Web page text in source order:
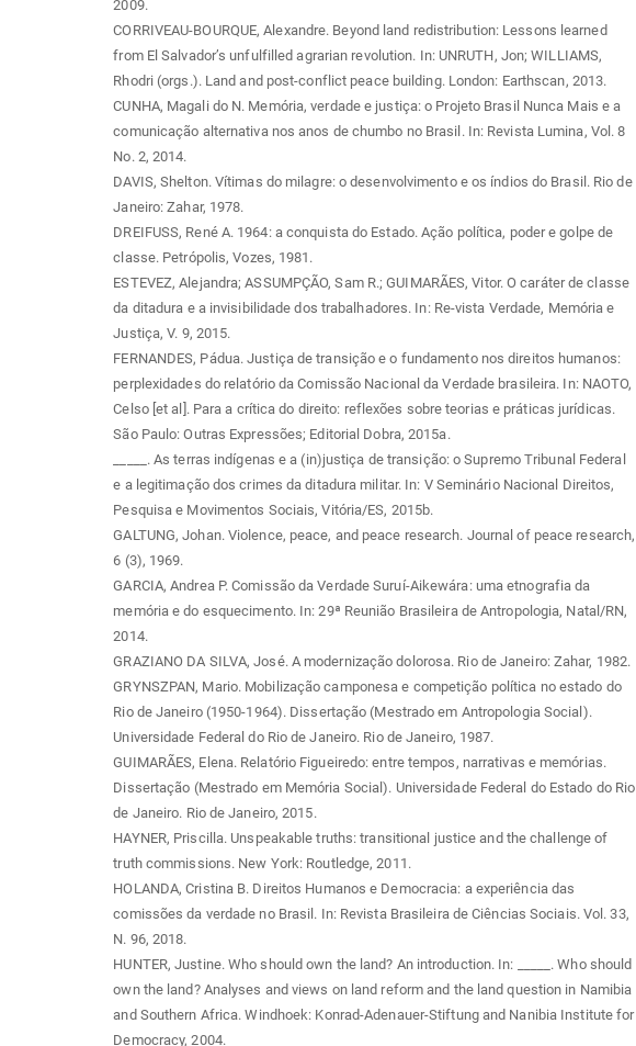
2009.
CORRIVEAU-BOURQUE, Alexandre. Beyond land redistribution: Lessons learned
from El Salvador’s unfulfilled agrarian revolution. In: UNRUTH, Jon; WILLIAMS,
Rhodri (orgs.). Land and post-conflict peace building. London: Earthscan, 2013.
CUNHA, Magali do N. Memória, verdade e justiça: o Projeto Brasil Nunca Mais e a
comunicação alternativa nos anos de chumbo no Brasil. In: Revista Lumina, Vol. 8
No. 2, 2014.
DAVIS, Shelton. Vítimas do milagre: o desenvolvimento e os índios do Brasil. Rio de
Janeiro: Zahar, 1978.
DREIFUSS, René A. 1964: a conquista do Estado. Ação política, poder e golpe de
classe. Petrópolis, Vozes, 1981.
ESTEVEZ, Alejandra; ASSUMPÇÃO, Sam R.; GUIMARÃES, Vitor. O caráter de classe
da ditadura e a invisibilidade dos trabalhadores. In: Re-vista Verdade, Memória e
Justiça, V. 9, 2015.
FERNANDES, Pádua. Justiça de transição e o fundamento nos direitos humanos:
perplexidades do relatório da Comissão Nacional da Verdade brasileira. In: NAOTO,
Celso [et al]. Para a crítica do direito: reflexões sobre teorias e práticas jurídicas.
São Paulo: Outras Expressões; Editorial Dobra, 2015a.
_____. As terras indígenas e a (in)justiça de transição: o Supremo Tribunal Federal
e a legitimação dos crimes da ditadura militar. In: V Seminário Nacional Direitos,
Pesquisa e Movimentos Sociais, Vitória/ES, 2015b.
GALTUNG, Johan. Violence, peace, and peace research. Journal of peace research,
6 (3), 1969.
GARCIA, Andrea P. Comissão da Verdade Suruí-Aikewára: uma etnografia da
memória e do esquecimento. In: 29ª Reunião Brasileira de Antropologia, Natal/RN,
2014.
GRAZIANO DA SILVA, José. A modernização dolorosa. Rio de Janeiro: Zahar, 1982.
GRYNSZPAN, Mario. Mobilização camponesa e competição política no estado do
Rio de Janeiro (1950-1964). Dissertação (Mestrado em Antropologia Social).
Universidade Federal do Rio de Janeiro. Rio de Janeiro, 1987.
GUIMARÃES, Elena. Relatório Figueiredo: entre tempos, narrativas e memórias.
Dissertação (Mestrado em Memória Social). Universidade Federal do Estado do Rio
de Janeiro. Rio de Janeiro, 2015.
HAYNER, Priscilla. Unspeakable truths: transitional justice and the challenge of
truth commissions. New York: Routledge, 2011.
HOLANDA, Cristina B. Direitos Humanos e Democracia: a experiência das
comissões da verdade no Brasil. In: Revista Brasileira de Ciências Sociais. Vol. 33,
N. 96, 2018.
HUNTER, Justine. Who should own the land? An introduction. In: _____. Who should
own the land? Analyses and views on land reform and the land question in Namibia
and Southern Africa. Windhoek: Konrad-Adenauer-Stiftung and Nanibia Institute for
Democracy, 2004.